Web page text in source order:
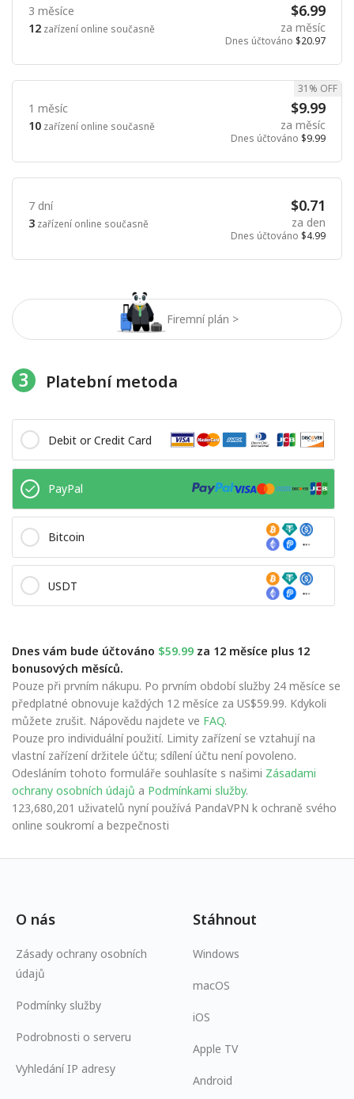
Firemní plán >
3 měsíce
12 zařízení online současně
$6.99
za měsíc
Dnes účtováno $20.97
1 měsíc
10 zařízení online současně
$9.99
za měsíc
Dnes účtováno $9.99
31% OFF
7 dní
3 zařízení online současně
$0.71
za den
Dnes účtováno $4.99
3 Platební metoda
Debit or Credit Card
PayPal
Bitcoin
USDT
Dnes vám bude účtováno $59.99 za 12 měsíce plus 12
bonusových měsíců.
Pouze při prvním nákupu. Po prvním období služby 24 měsíce se
předplatné obnovuje každých 12 měsíce za US$59.99. Kdykoli
můžete zrušit. Nápovědu najdete ve FAQ.
Pouze pro individuální použití. Limity zařízení se vztahují na
vlastní zařízení držitele účtu; sdílení účtu není povoleno.
Odesláním tohoto formuláře souhlasíte s našimi Zásadami
ochrany osobních údajů a Podmínkami služby.
123,680,201 uživatelů nyní používá PandaVPN k ochraně svého
online soukromí a bezpečnosti
O nás
Zásady ochrany osobních
údajů
Podmínky služby
Podrobnosti o serveru
Vyhledání IP adresy
Stáhnout
Windows
macOS
iOS
Apple TV
Android